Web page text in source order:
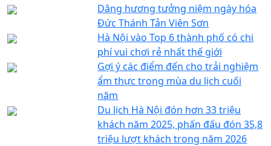
Dâng hương tưởng niệm ngày hóa
Đức Thánh Tản Viên Sơn
Hà Nội vào Top 6 thành phố có chi
phí vui chơi rẻ nhất thế giới
Gợi ý các điểm đến cho trải nghiệm
ẩm thực trong mùa du lịch cuối
năm
Du lịch Hà Nội đón hơn 33 triệu
khách năm 2025, phấn đấu đón 35,8
triệu lượt khách trong năm 2026